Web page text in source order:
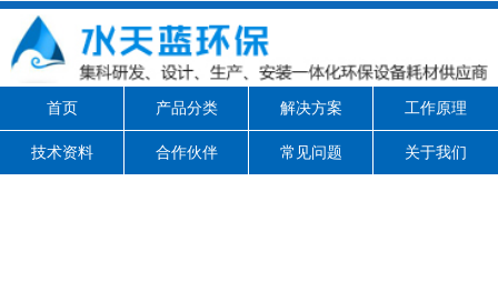
首页 产品分类 解决方案 工作原理
技术资料 合作伙伴 常见问题 关于我们